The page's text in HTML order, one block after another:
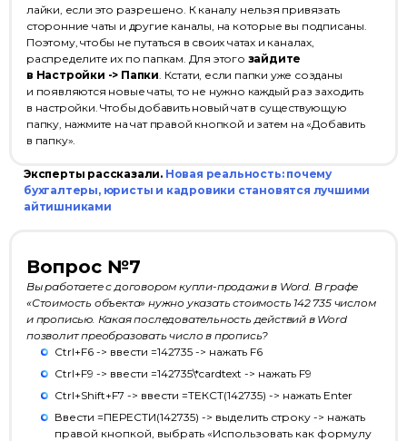
лайки, если это разрешено. К каналу нельзя привязать
сторонние чаты и другие каналы, на которые вы подписаны.
Поэтому, чтобы не путаться в своих чатах и каналах,
распределите их по папкам. Для этого зайдите
в Настройки -> Папки . Кстати, если папки уже созданы
и появляются новые чаты, то не нужно каждый раз заходить
в настройки. Чтобы добавить новый чат в существующую
папку, нажмите на чат правой кнопкой и затем на «Добавить
в папку».
Эксперты рассказали. Новая реальность: почему
бухгалтеры, юристы и кадровики становятся лучшими
айтишниками
Вопрос №7
Вы работаете с договором купли-продажи в Word. В графе
«Стоимость объекта» нужно указать стоимость 142 735 числом
и прописью. Какая последовательность действий в Word
позволит преобразовать число в пропись?
Ctrl+F6 -> ввести =142735 -> нажать F6
Ctrl+F9 -> ввести =142735\*cardtext -> нажать F9
Ctrl+Shift+F7 -> ввести =ТЕКСТ(142735) -> нажать Enter
Ввести =ПЕРЕСТИ(142735) -> выделить строку -> нажать
правой кнопкой, выбрать «Использовать как формулу